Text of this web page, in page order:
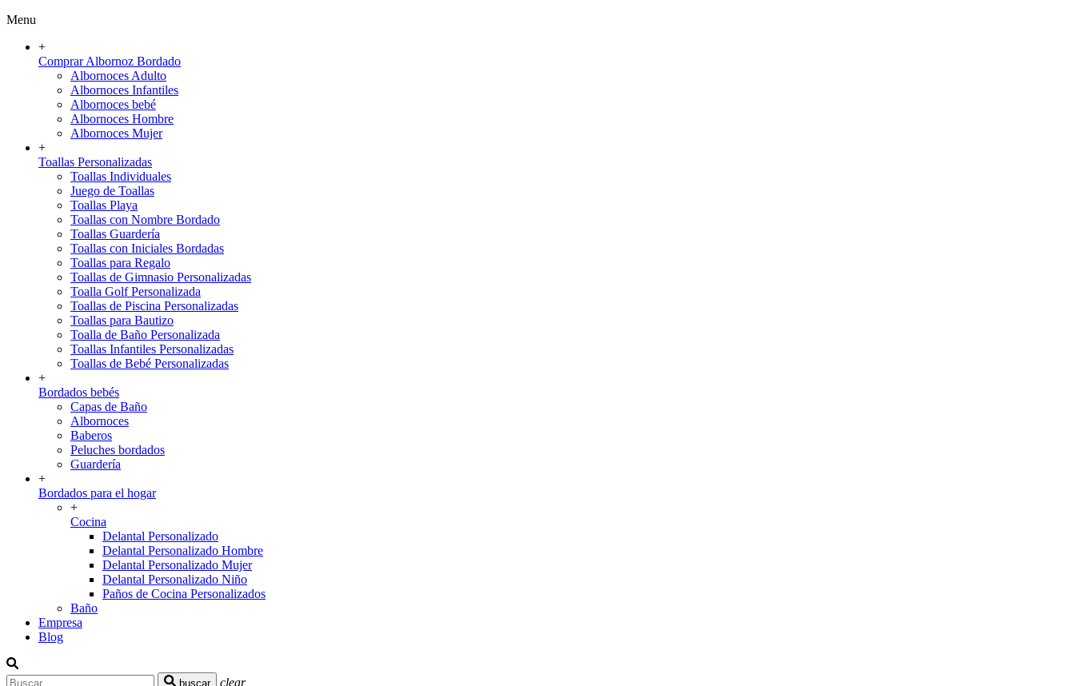
Menu
+
Comprar Albornoz Bordado
Albornoces Adulto
Albornoces Infantiles
Albornoces bebé
Albornoces Hombre
Albornoces Mujer
+
Toallas Personalizadas
Toallas Individuales
Juego de Toallas
Toallas Playa
Toallas con Nombre Bordado
Toallas Guardería
Toallas con Iniciales Bordadas
Toallas para Regalo
Toallas de Gimnasio Personalizadas
Toalla Golf Personalizada
Toallas de Piscina Personalizadas
Toallas para Bautizo
Toalla de Baño Personalizada
Toallas Infantiles Personalizadas
Toallas de Bebé Personalizadas
+
Bordados bebés
Capas de Baño
Albornoces
Baberos
Peluches bordados
Guardería
+
Bordados para el hogar
+
Cocina
Delantal Personalizado
Delantal Personalizado Hombre
Delantal Personalizado Mujer
Delantal Personalizado Niño
Paños de Cocina Personalizados
Baño
Empresa
Blog
buscar clear